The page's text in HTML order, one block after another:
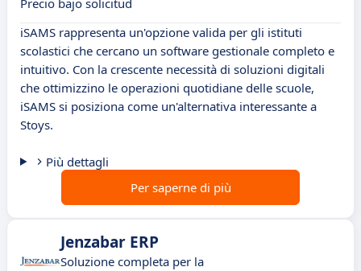
Precio bajo solicitud
iSAMS rappresenta un'opzione valida per gli istituti
scolastici che cercano un software gestionale completo e
intuitivo. Con la crescente necessità di soluzioni digitali
che ottimizzino le operazioni quotidiane delle scuole,
iSAMS si posiziona come un'alternativa interessante a
Stoys.
Più dettagli
Per saperne di più
Jenzabar ERP
Soluzione completa per la